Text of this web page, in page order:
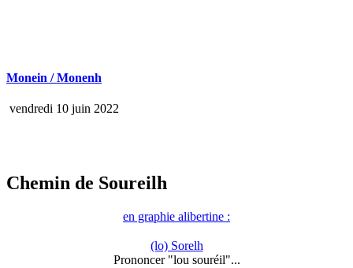
Monein / Monenh
vendredi 10 juin 2022
Chemin de Soureilh
en graphie alibertine :
(lo) Sorelh
Prononcer "lou souréil"...